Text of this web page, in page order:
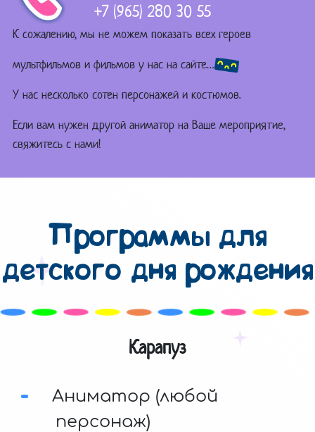
+7 (965) 280 30 55
К сожалению, мы не можем показать всех героев
мультфильмов и фильмов у нас на сайте…
У нас несколько сотен персонажей и костюмов.
Если вам нужен другой аниматор на Ваше мероприятие,
свяжитесь с нами!
Программы для
детского дня рождения
Карапуз
Аниматор (любой
персонаж)